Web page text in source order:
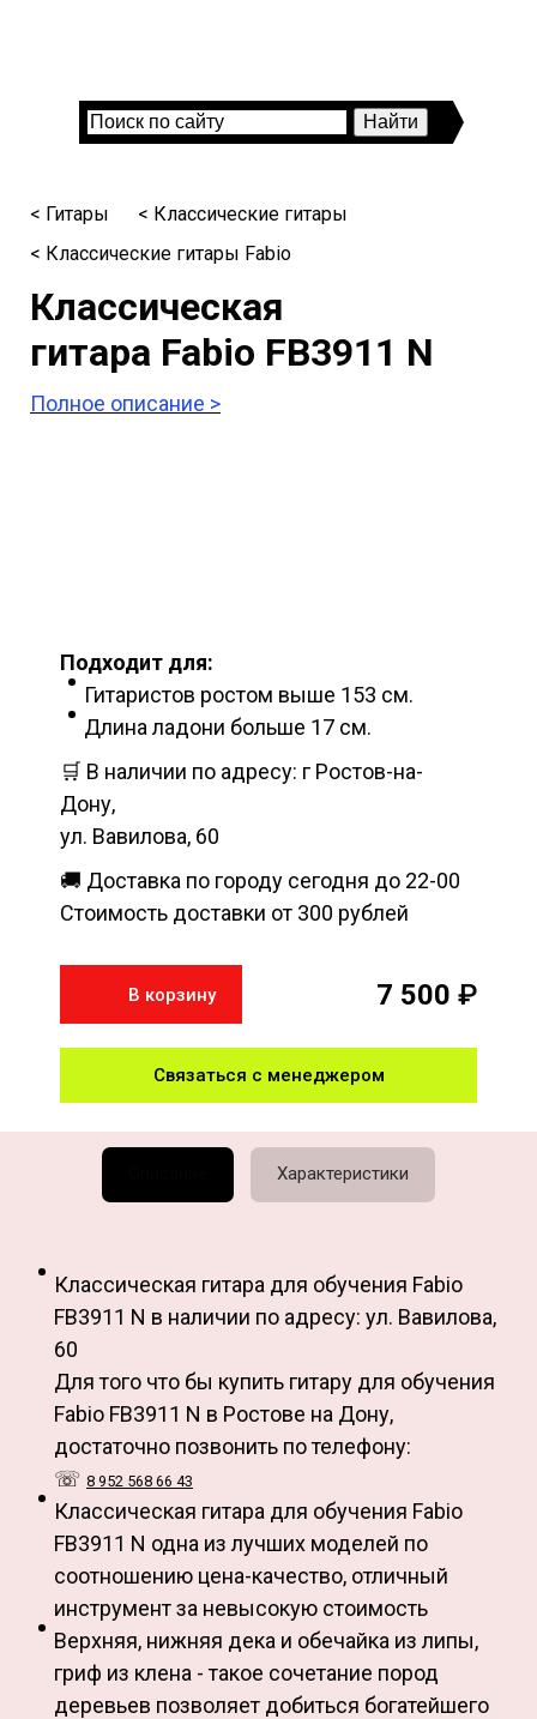
< Гитары
< Классические гитары
< Классические гитары Fabio
Классическая
гитара Fabio FB3911 N
Полное описание >
Подходит для:
Гитаристов ростом выше 153 см.
Длина ладони больше 17 см.
🛒 В наличии по адресу: г Ростов-на-
Дону,
ул. Вавилова, 60
🚚 Доставка по городу сегодня до 22-00
Стоимость доставки от 300 рублей
В корзину 7 500 ₽
Связаться с менеджером
Характеристики
Классическая гитара для обучения Fabio
FB3911 N в наличии по адресу: ул. Вавилова,
60
Для того что бы купить гитару для обучения
Fabio FB3911 N в Ростове на Дону,
достаточно позвонить по телефону:
☏ 8 952 568 66 43
Классическая гитара для обучения Fabio
FB3911 N одна из лучших моделей по
соотношению цена-качество, отличный
инструмент за невысокую стоимость
Верхняя, нижняя дека и обечайка из липы,
гриф из клена - такое сочетание пород
деревьев позволяет добиться богатейшего